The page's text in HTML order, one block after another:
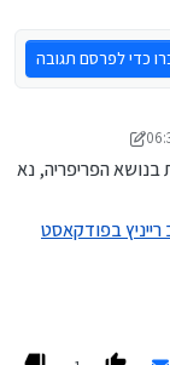
כדי לפרסם תגובה
הדיור בצפון
הפריפריה, נא
בפודקאסט